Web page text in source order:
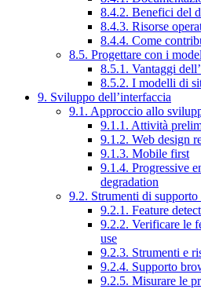
8.4.2. Benefici del
8.4.3. Risorse
8.4.4. Come
8.5. Progettare con i
8.5.1. Vantaggi
8.5.2. I modelli di
9. Sviluppo dell’interfaccia
9.1. Approccio allo
9.1.1. Attività
9.1.2. Web design
9.1.3. Mobile first
9.1.4. Progressive
degradation
9.2. Strumenti di
9.2.1. Feature
9.2.2. Verificare le
use
9.2.3. Strumenti e
9.2.4. Supporto
9.2.5. Misurare le